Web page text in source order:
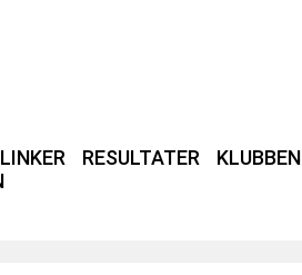
LINKER RESULTATER KLUBBEN